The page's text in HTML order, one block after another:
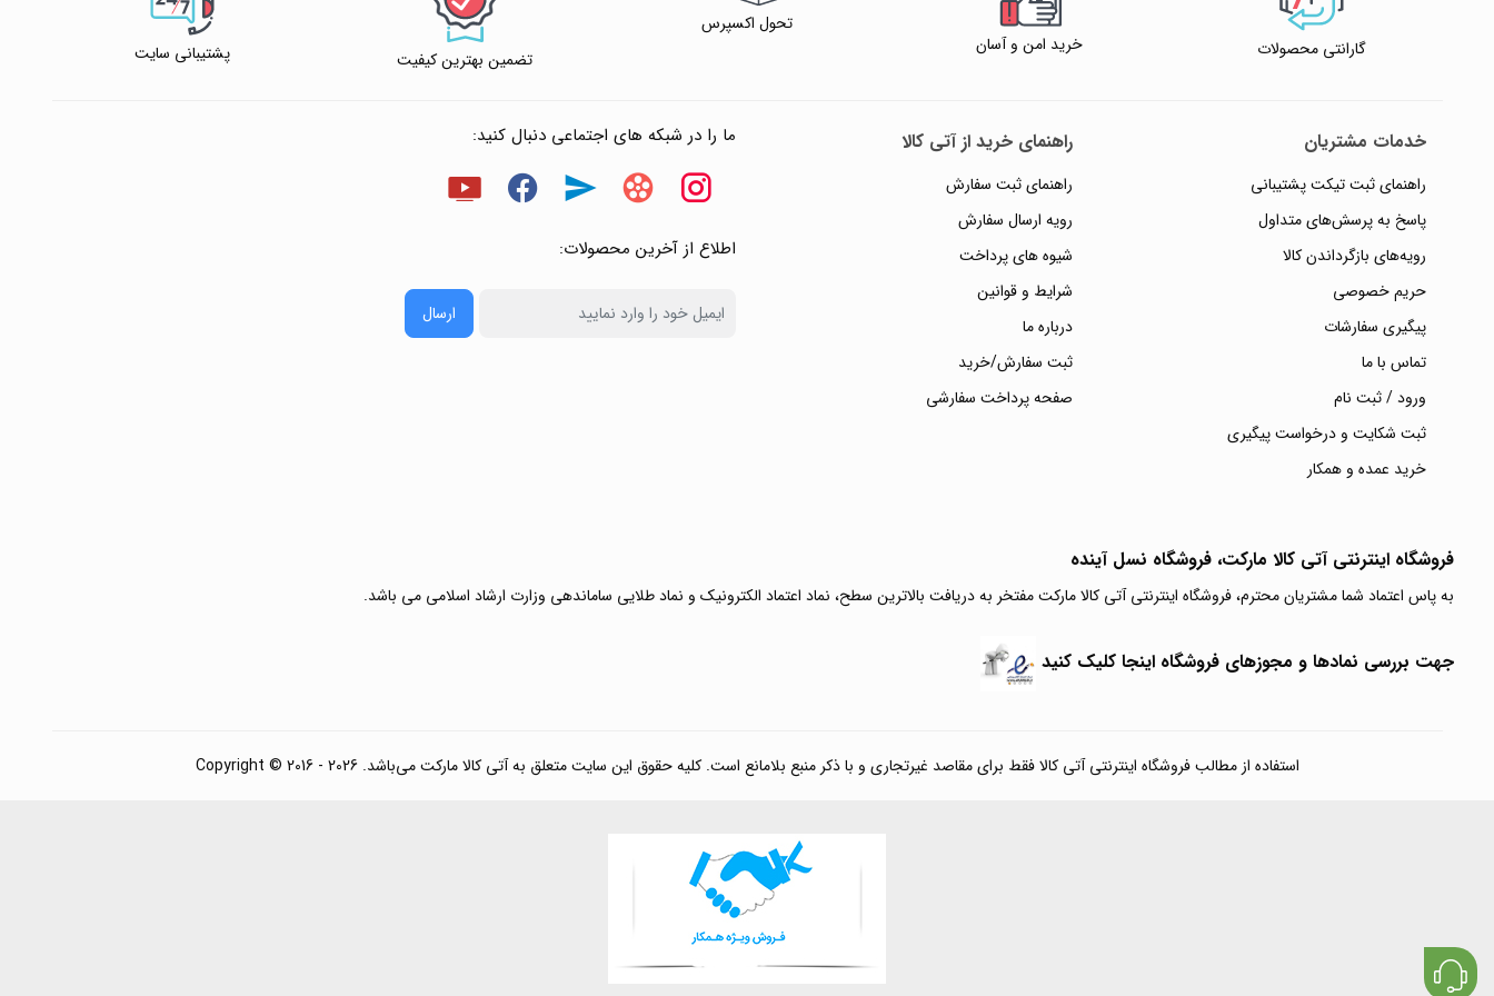
گارانتی محصولات خرید امن و آسان
تحول اکسپرس
تضمین بهترین کیفیت
پشتیبانی سایت
خدمات مشتریان
راهنمای ثبت تیکت پشتیبانی
پاسخ به پرسش‌های متداول
رویه‌های بازگرداندن کالا
حریم خصوصی
پیگیری سفارشات
تماس با ما
ورود / ثبت نام
ثبت شکایت و درخواست پیگیری
خرید عمده و همکار
راهنمای خرید از آتی کالا
راهنمای ثبت سفارش
رویه ارسال سفارش
شیوه های پرداخت
شرایط و قوانین
درباره ما
ثبت سفارش/خرید
صفحه پرداخت سفارشی
ما را در شبکه های اجتماعی دنبال کنید:
اطلاع از آخرین محصولات:
ارسال
فروشگاه اینترنتی آتی‌ کالا مارکت، فروشگاه نسل آینده
به پاس اعتماد شما مشتریان محترم، فروشگاه اینترنتی آتی کالا مارکت مفتخر به دریافت بالاترین سطح، نماد اعتماد الکترونیک و نماد طلایی ساماندهی وزارت ارشاد اسلامی می باشد.
جهت بررسی نمادها و مجوزهای فروشگاه اینجا کلیک کنید
استفاده از مطالب فروشگاه اینترنتی آتی کالا فقط برای مقاصد غیرتجاری و با ذکر منبع بلامانع است. کلیه حقوق این سایت متعلق به آتی کالا مارکت می‌باشد. Copyright © 2016 - 2026